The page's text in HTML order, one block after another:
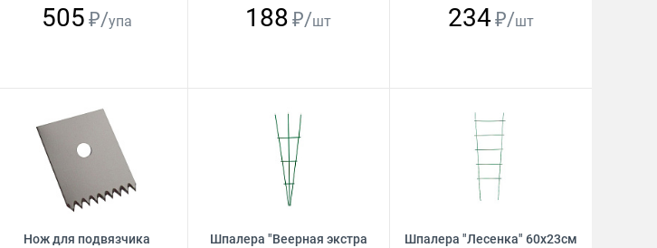
505 ₽/упа 188 ₽/шт 234₽/шт
Нож для подвязчика
Шпалера "Веерная экстра
Шпалера "Лесенка" 60х23см